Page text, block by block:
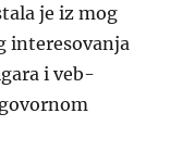
je iz mog
interesovanja
i veb-
govornom